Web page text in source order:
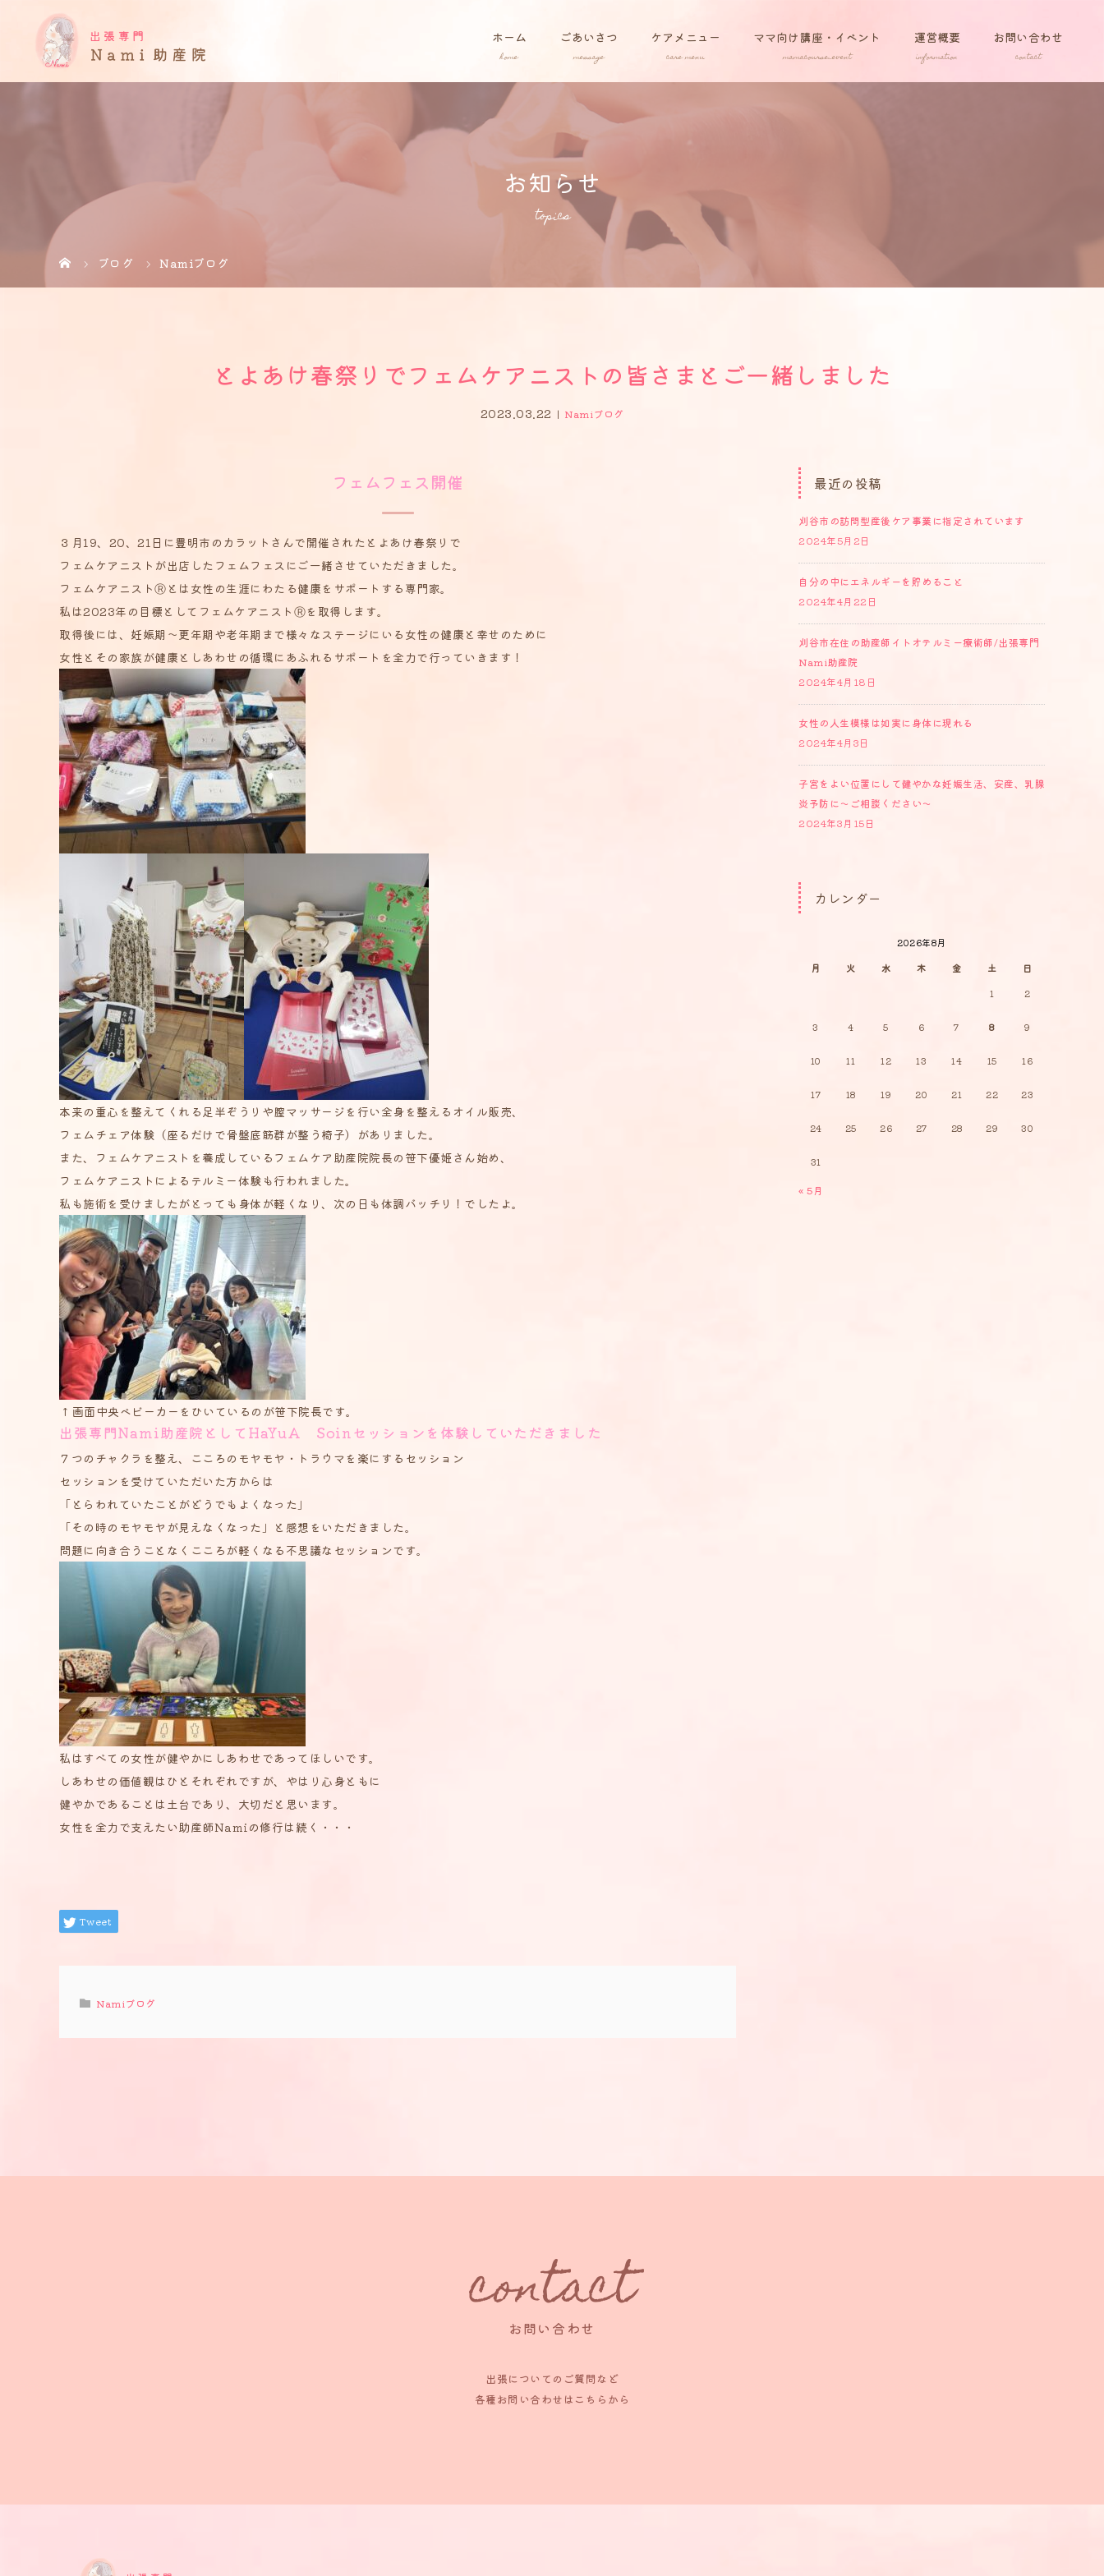
ホーム ごあいさつ ケアメニュー ママ向け講座・イベント 運営概要 お問い合わせ
お知らせ
topics
ブログ Namiブログ
とよあけ春祭りでフェムケアニストの皆さまとご一緒しました
2023.03.22 Namiブログ
フェムフェス開催
３月19、20、21日に豊明市のカラットさんで開催されたとよあけ春祭りで
フェムケアニストが出店したフェムフェスにご一緒させていただきました。
フェムケアニストⓇとは女性の生涯にわたる健康をサポートする専門家。
私は2023年の目標としてフェムケアニストⓇを取得します。
取得後には、妊娠期～更年期や老年期まで様々なステージにいる女性の健康と幸せのために
女性とその家族が健康としあわせの循環にあふれるサポートを全力で行っていきます！
本来の重心を整えてくれる足半ぞうりや膣マッサージを行い全身を整えるオイル販売、
フェムチェア体験（座るだけで骨盤底筋群が整う椅子）がありました。
また、フェムケアニストを養成しているフェムケア助産院院長の笹下優姫さん始め、
フェムケアニストによるテルミー体験も行われました。
私も施術を受けましたがとっても身体が軽くなり、次の日も体調バッチリ！でしたよ。
↑画面中央ベビーカーをひいているのが笹下院長です。
出張専門Nami助産院としてHaYuA Soinセッションを体験していただきました
７つのチャクラを整え、こころのモヤモヤ・トラウマを楽にするセッション
セッションを受けていただいた方からは
「とらわれていたことがどうでもよくなった」
「その時のモヤモヤが見えなくなった」と感想をいただきました。
問題に向き合うことなくこころが軽くなる不思議なセッションです。
私はすべての女性が健やかにしあわせであってほしいです。
しあわせの価値観はひとそれぞれですが、やはり心身ともに
健やかであることは土台であり、大切だと思います。
女性を全力で支えたい助産師Namiの修行は続く・・・
Tweet
Namiブログ
最近の投稿
刈谷市の訪問型産後ケア事業に指定されています
2024年5月2日
自分の中にエネルギーを貯めること
2024年4月22日
刈谷市在住の助産師イトオテルミー療術師/出張専門
Nami助産院
2024年4月18日
女性の人生模様は如実に身体に現れる
2024年4月3日
子宮をよい位置にして健やかな妊娠生活、安産、乳腺
炎予防に～ご相談ください～
2024年3月15日
カレンダー
2026年8月
月
火 水 木 金 土
日
1
2
3 4 5 6 7 8 9
10 11 12 13 14 15 16
17 18 19 20 21 22 23
24 25 26 27 28 29 30
31
« 5月
contact
お問い合わせ
出張についてのご質問など
各種お問い合わせはこちらから